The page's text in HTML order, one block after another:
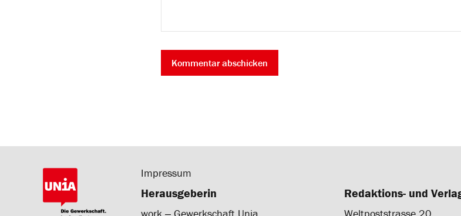
Impressum
Herausgeberin
work ‒ Gewerkschaft Unia
Redaktions- und
Weltpoststrasse 20